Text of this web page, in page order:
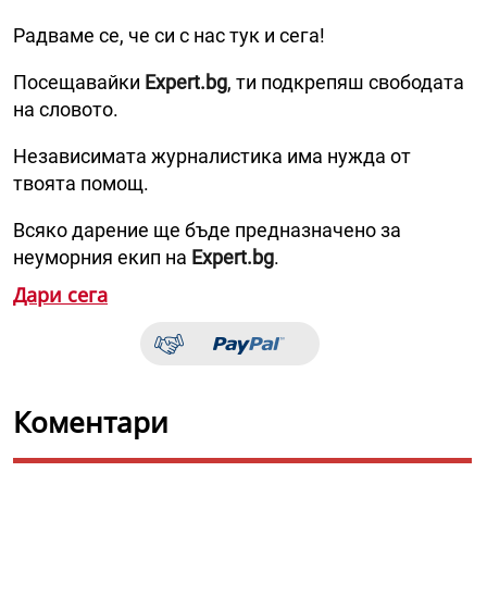
Радваме се, че си с нас тук и сега!
Посещавайки Expert.bg, ти подкрепяш свободата
на словото.
Независимата журналистика има нужда от
твоята помощ.
Всяко дарение ще бъде предназначено за
неуморния екип на Expert.bg.
Дари сега
Коментари